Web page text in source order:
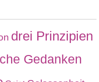
drei Prinzipien
Gedanken